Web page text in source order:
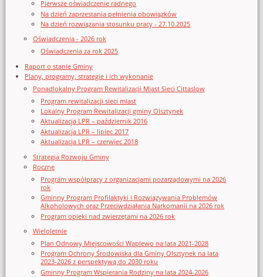
Pierwsze oświadczenie radnego
Na dzień zaprzestania pełnienia obowiązków
Na dzień rozwiązania stosunku pracy - 27.10.2025
Oświadczenia - 2026 rok
Oświadczenia za rok 2025
Raport o stanie Gminy
Plany, programy, strategie i ich wykonanie
Ponadlokalny Program Rewitalizacji Miast Sieci Cittaslow
Program rewitalizacji sieci miast
Lokalny Program Rewitalizacji gminy Olsztynek
Aktualizacja LPR – październik 2016
Aktualizacja LPR – lipiec 2017
Aktualizacja LPR – czerwiec 2018
Strategia Rozwoju Gminy
Roczne
Program współpracy z organizacjami pozarządowymi na 2026
rok
Gminny Program Profilaktyki i Rozwiązywania Problemów
Alkoholowych oraz Przeciwdziałania Narkomanii na 2026 rok
Program opieki nad zwierzętami na 2026 rok
Wieloletnie
Plan Odnowy Miejscowości Waplewo na lata 2021-2028
Program Ochrony Środowiska dla Gminy Olsztynek na lata
2023-2026 z perspektywą do 2030 roku
Gminny Program Wspierania Rodziny na lata 2024-2026